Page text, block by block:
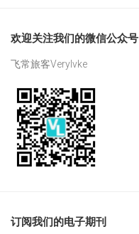
欢迎关注我们的微信公众号
飞常旅客Verylvke
订阅我们的电子期刊